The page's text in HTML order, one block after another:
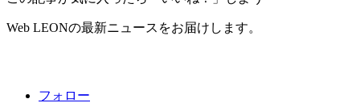
Web LEONの最新ニュースをお届けします。
フォロー